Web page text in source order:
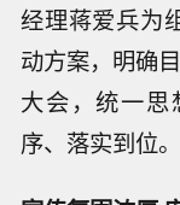
经理蒋爱兵为
动方案，明确
大会，统一
序、落实到位。